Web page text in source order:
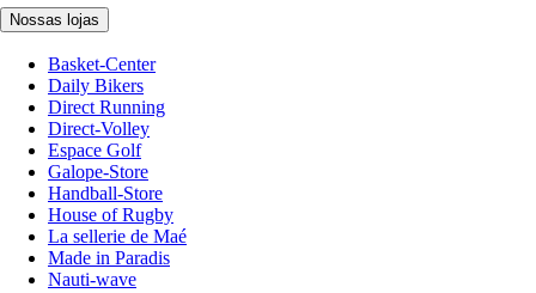
Nossas lojas
Basket-Center
Daily Bikers
Direct Running
Direct-Volley
Espace Golf
Galope-Store
Handball-Store
House of Rugby
La sellerie de Maé
Made in Paradis
Nauti-wave